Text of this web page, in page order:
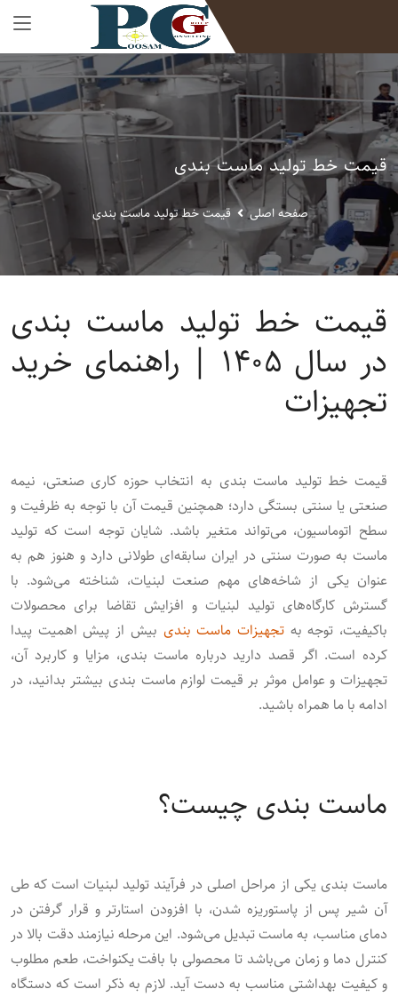
قیمت خط تولید ماست بندی
صفحه اصلی قیمت خط تولید ماست بندی
قیمت خط تولید ماست بندی
در سال ۱۴۰۵ | راهنمای خرید
تجهیزات
قیمت خط تولید ماست ‌بندی به انتخاب حوزه کاری صنعتی، نیمه‌
صنعتی یا سنتی بستگی دارد؛ همچنین قیمت آن با توجه به ظرفیت و
سطح اتوماسیون، می‌تواند متغیر باشد. شایان توجه است که تولید
ماست به‌ صورت سنتی در ایران سابقه‌ای طولانی دارد و هنوز هم به
عنوان یکی از شاخه‌های مهم صنعت لبنیات، شناخته می‌شود. با
گسترش کارگاه‌های تولید لبنیات و افزایش تقاضا برای محصولات
باکیفیت، توجه بهتجهیزات ماست ‌بندی بیش از پیش اهمیت پیدا
کرده است. اگر قصد دارید درباره ماست بندی، مزایا و کاربرد آن،
تجهیزات و عوامل موثر بر قیمت لوازم ماست بندی بیشتر بدانید، در
ادامه با ما همراه باشید.
ماست بندی چیست؟
ماست ‌بندی یکی از مراحل اصلی در فرآیند تولید لبنیات است که طی
آن شیر پس از پاستوریزه شدن، با افزودن استارتر و قرار گرفتن در
دمای مناسب، به ماست تبدیل می‌شود. این مرحله نیازمند دقت بالا در
کنترل دما و زمان می‌باشد تا محصولی با بافت یکنواخت، طعم مطلوب
و کیفیت بهداشتی مناسب به دست آید. لازم به ذکر است که دستگاه